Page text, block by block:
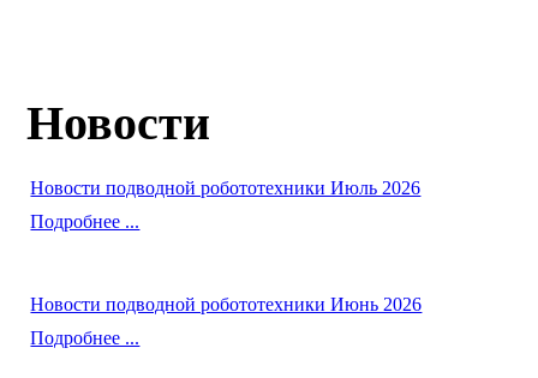
Новости
Новости подводной робототехники Июль 2026
Подробнее ...
Новости подводной робототехники Июнь 2026
Подробнее ...